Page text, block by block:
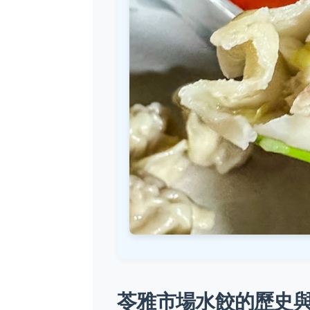
苓雅市場水餃的歷史